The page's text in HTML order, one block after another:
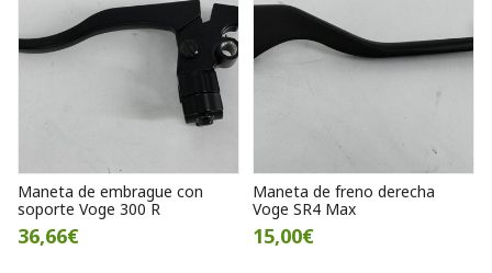
Maneta de embrague con
soporte Voge 300 R
36,66€
Maneta de freno derecha
Voge SR4 Max
15,00€